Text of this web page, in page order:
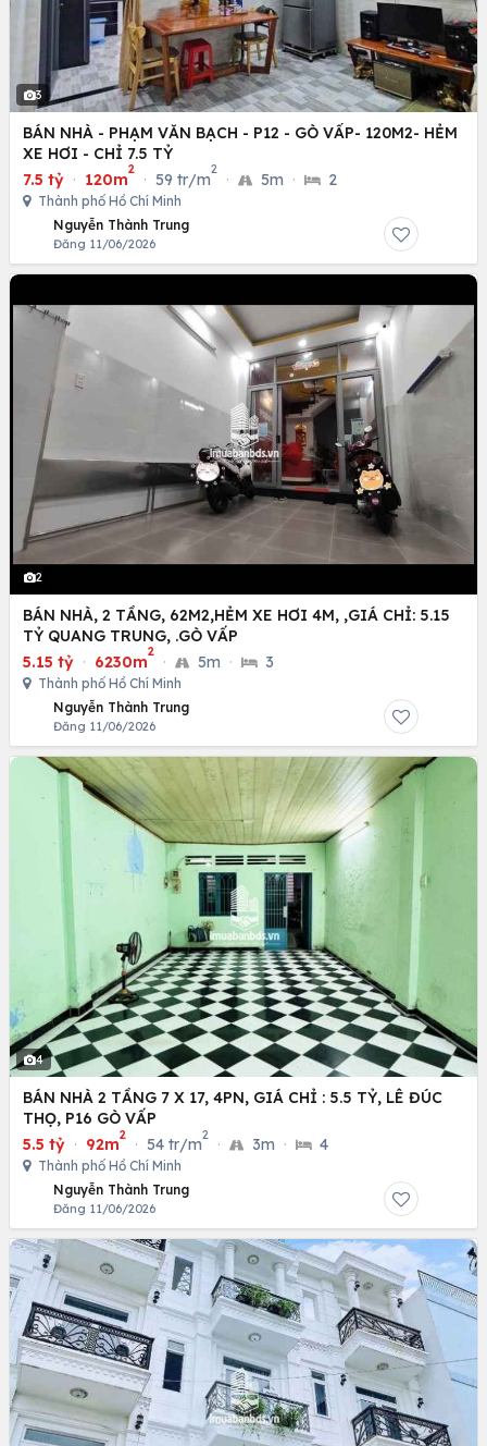
3
BÁN NHÀ - PHẠM VĂN BẠCH - P12 - GÒ VẤP- 120M2- HẺM
XE HƠI - CHỈ 7.5 TỶ
7.5 tỷ · 120m
2
· 59 tr/m
2
· 5m · 2
Thành phố Hồ Chí Minh
Nguyễn Thành Trung
Đăng 11/06/2026
2
BÁN NHÀ, 2 TẦNG, 62M2,HẺM XE HƠI 4M, ,GIÁ CHỈ: 5.15
TỶ QUANG TRUNG, .GÒ VẤP
5.15 tỷ · 6230m
2
· 5m · 3
Thành phố Hồ Chí Minh
Nguyễn Thành Trung
Đăng 11/06/2026
4
BÁN NHÀ 2 TẦNG 7 X 17, 4PN, GIÁ CHỈ : 5.5 TỶ, LÊ ĐÚC
THỌ, P16 GÒ VẤP
5.5 tỷ · 92m
2
· 54 tr/m
2
· 3m · 4
Thành phố Hồ Chí Minh
Nguyễn Thành Trung
Đăng 11/06/2026